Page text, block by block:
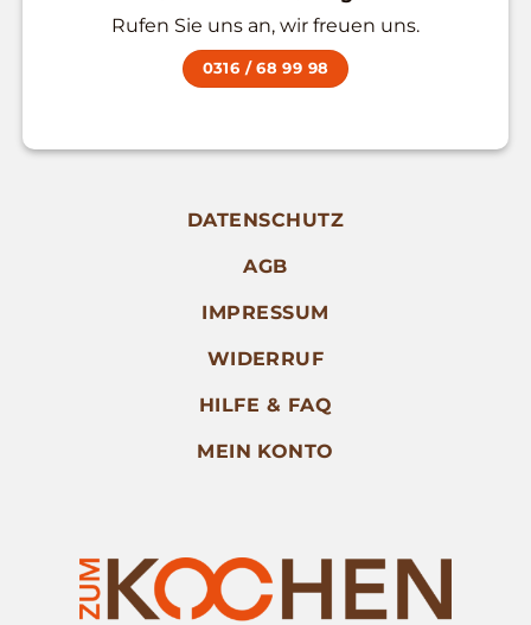
Rufen Sie uns an, wir freuen uns.
0316 / 68 99 98
DATENSCHUTZ
AGB
IMPRESSUM
WIDERRUF
HILFE & FAQ
MEIN KONTO